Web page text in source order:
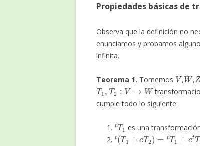
Propiedades básicas de
Observa que la definición no
enunciamos y probamos
infinita.
Teorema 1. Tomemos
V
,
W
,
Z
T1,T2:V→W
cumple todo lo siguiente:
tT1
es una
t(T1+ cT2 )=tT1+ctT2